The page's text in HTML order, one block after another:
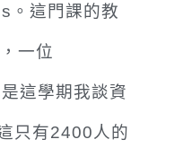
。這門課的教
一位
是這學期我談資
只有2400人的